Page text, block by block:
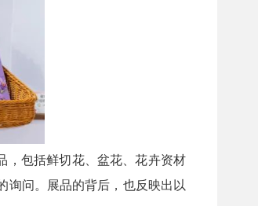
，包括鲜切花、盆花、花卉资材
询问。展品的背后，也反映出以